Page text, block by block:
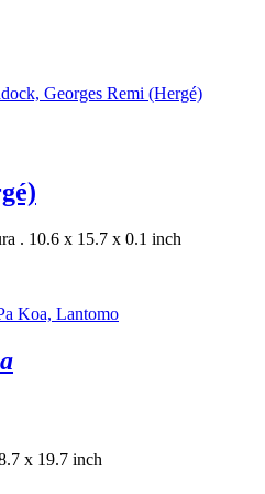
. 10.6 x 15.7 x 0.1 inch
x 19.7 inch